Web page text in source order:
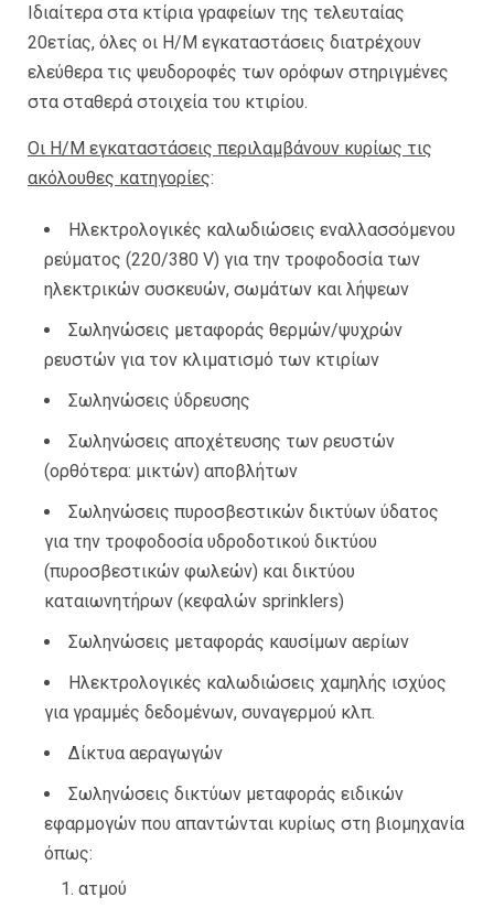
Ιδιαίτερα στα κτίρια γραφείων της τελευταίας
20ετίας, όλες οι Η/Μ εγκαταστάσεις διατρέχουν
ελεύθερα τις ψευδοροφές των ορόφων στηριγμένες
στα σταθερά στοιχεία του κτιρίου.
Οι Η/Μ εγκαταστάσεις περιλαμβάνουν κυρίως τις
ακόλουθες κατηγορίες:
Ηλεκτρολογικές καλωδιώσεις εναλλασσόμενου
ρεύματος (220/380 V) για την τροφοδοσία των
ηλεκτρικών συσκευών, σωμάτων και λήψεων
Σωληνώσεις μεταφοράς θερμών/ψυχρών
ρευστών για τον κλιματισμό των κτιρίων
Σωληνώσεις ύδρευσης
Σωληνώσεις αποχέτευσης των ρευστών
(ορθότερα: μικτών) αποβλήτων
Σωληνώσεις πυροσβεστικών δικτύων ύδατος
για την τροφοδοσία υδροδοτικού δικτύου
(πυροσβεστικών φωλεών) και δικτύου
καταιωνητήρων (κεφαλών sprinklers)
Σωληνώσεις μεταφοράς καυσίμων αερίων
Ηλεκτρολογικές καλωδιώσεις χαμηλής ισχύος
για γραμμές δεδομένων, συναγερμού κλπ.
Δίκτυα αεραγωγών
Σωληνώσεις δικτύων μεταφοράς ειδικών
εφαρμογών που απαντώνται κυρίως στη βιομηχανία
όπως:
ατμού